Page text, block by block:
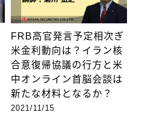
FRB高官発言予定相次ぎ
米金利動向は？イラン核
合意復帰協議の行方と米
中オンライン首脳会談は
新たな材料となるか？
2021/11/15